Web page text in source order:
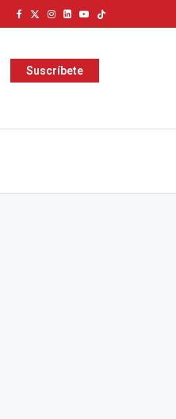
Suscríbete